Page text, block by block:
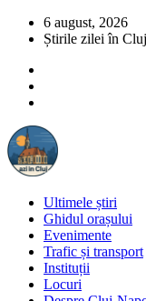
6 august, 2026
Știrile zilei în
Ultimele știri
Ghidul orașului
Evenimente
Trafic și transport
Instituții
Locuri